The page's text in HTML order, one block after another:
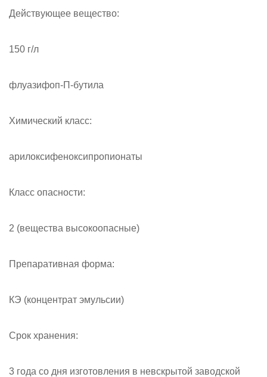
Действующее вещество:
150 г/л
флуазифоп-П-бутила
Химический класс:
арилоксифеноксипропионаты
Класс опасности:
2 (вещества высокоопасные)
Препаративная форма:
КЭ (концентрат эмульсии)
Срок хранения:
3 года со дня изготовления в невскрытой заводской